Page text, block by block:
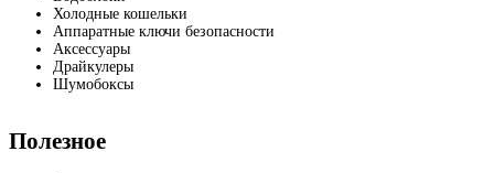
Холодные кошельки
Аппаратные ключи безопасности
Аксессуары
Драйкулеры
Шумобоксы
Полезное